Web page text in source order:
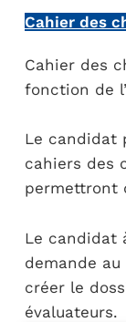
Cahier des
Cahier des
fonction de
Le candidat
cahiers des
permettront
Le candidat
demande
créer le
évaluateurs.